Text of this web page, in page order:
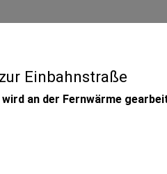
Einbahnstraße
an der Fernwärme